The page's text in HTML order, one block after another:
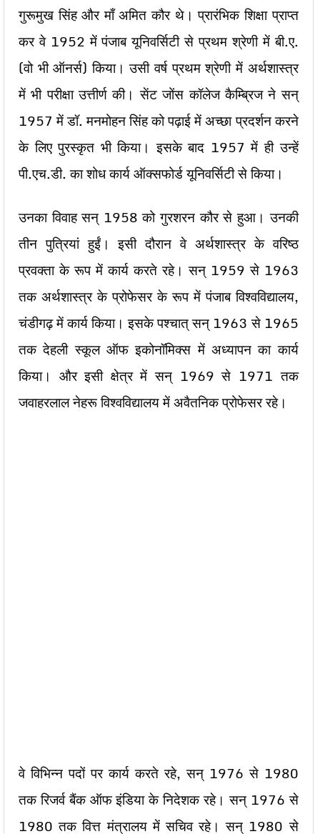
गुरूमुख सिंह और माँ अमित कौर थे। प्रारंभिक शिक्षा प्राप्त
कर वे 1952 में पंजाब यूनिवर्सिटी से प्रथम श्रेणी में बी.ए.
(वो भी ऑनर्स) किया। उसी वर्ष प्रथम श्रेणी में अर्थशास्त्र
में भी परीक्षा उत्तीर्ण की। सेंट जोंस कॉलेज कैम्ब्रिज ने सन्
1957 में डॉ. मनमोहन सिंह को पढ़ाई में अच्छा प्रदर्शन करने
के लिए पुरस्कृत भी किया। इसके बाद 1957 में ही उन्हें
पी.एच.डी. का शोध कार्य ऑक्सफोर्ड यूनिवर्सिटी से किया।
उनका विवाह सन् 1958 को गुरशरन कौर से हुआ। उनकी
तीन पुत्रियां हुईं। इसी दौरान वे अर्थशास्त्र के वरिष्ठ
प्रवक्ता के रूप में कार्य करते रहे। सन् 1959 से 1963
तक अर्थशास्त्र के प्रोफेसर के रूप में पंजाब विश्वविद्यालय,
चंडीगढ़ में कार्य किया। इसके पश्चात् सन् 1963 से 1965
तक देहली स्कूल ऑफ इकोनॉमिक्स में अध्यापन का कार्य
किया। और इसी क्षेत्र में सन् 1969 से 1971 तक
जवाहरलाल नेहरू विश्वविद्यालय में अवैतनिक प्रोफेसर रहे।
वे विभिन्न पदों पर कार्य करते रहे, सन् 1976 से 1980
तक रिजर्व बैंक ऑफ इंडिया के निदेशक रहे। सन् 1976 से
1980 तक वित्त मंत्रालय में सचिव रहे। सन् 1980 से